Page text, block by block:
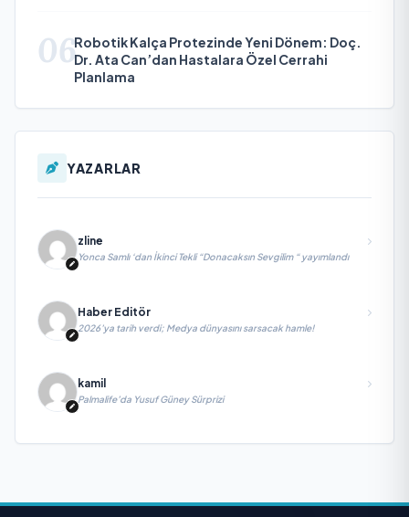
06Robotik Kalça Protezinde Yeni Dönem: Doç.
Dr. Ata Can’dan Hastalara Özel Cerrahi
Planlama
YAZARLAR
zline
Yonca Samlı ‘dan İkinci Tekli “Donacaksın Sevgilim “ yayımlandı
Haber Editör
2026’ya tarih verdi; Medya dünyasını sarsacak hamle!
kamil
Palmalife’da Yusuf Güney Sürprizi